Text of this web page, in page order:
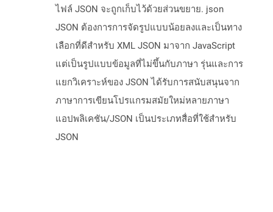
ไฟล์ JSON จะถูกเก็บไว้ด้วยส่วนขยาย. json
JSON ต้องการการจัดรูปแบบน้อยลงและเป็นทาง
เลือกที่ดีสำหรับ XML JSON มาจาก JavaScript
แต่เป็นรูปแบบข้อมูลที่ไม่ขึ้นกับภาษา รุ่นและการ
แยกวิเคราะห์ของ JSON ได้รับการสนับสนุนจาก
ภาษาการเขียนโปรแกรมสมัยใหม่หลายภาษา
แอปพลิเคชัน/JSON เป็นประเภทสื่อที่ใช้สำหรับ
JSON